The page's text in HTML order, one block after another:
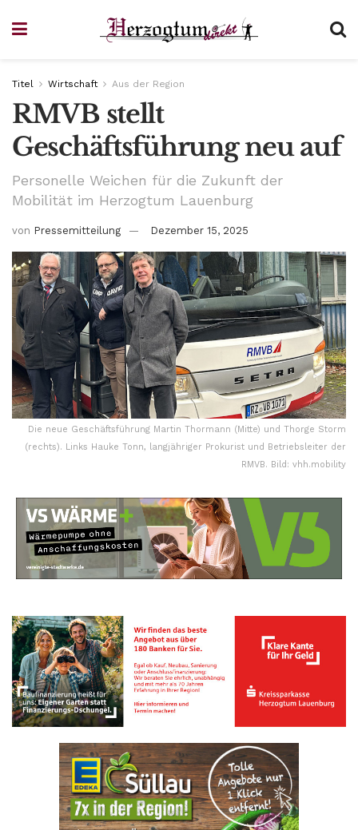
Titel Wirtschaft Aus der Region
RMVB stellt
Geschäftsführung neu auf
Personelle Weichen für die Zukunft der
Mobilität im Herzogtum Lauenburg
von Pressemitteilung Dezember 15, 2025
Die neue Geschäftsführung Martin Thormann (Mitte) und Thorge Storm
(rechts). Links Hauke Tonn, langjähriger Prokurist und Betriebsleiter der
RMVB. Bild: vhh.mobility